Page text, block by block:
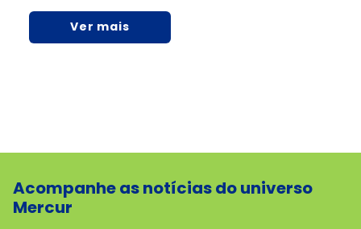
Ver mais
Acompanhe as notícias do universo
Mercur